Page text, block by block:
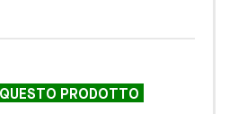
PRODOTTO